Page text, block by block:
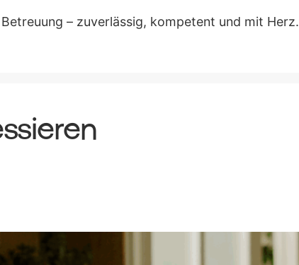
– zuverlässig, kompetent und mit Herz.